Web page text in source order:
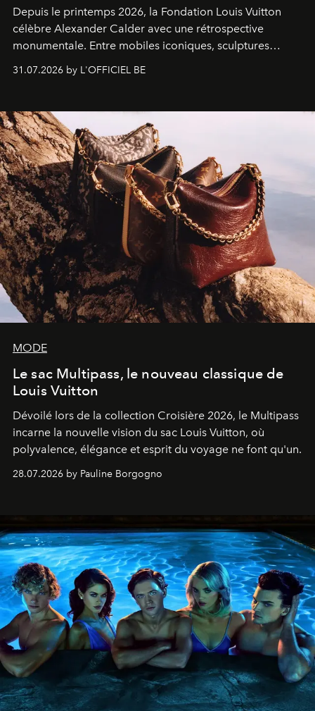
Depuis le printemps 2026, la Fondation Louis Vuitton
célèbre Alexander Calder avec une rétrospective
monumentale. Entre mobiles iconiques, sculptures
monumentales et poésie du mouvement, l'artiste
américain investit les espaces imaginés par Frank Gehry
sculpture.
31.07.2026 by L'OFFICIEL BE
MODE
Le sac Multipass, le nouveau classique de
Louis Vuitton
Dévoilé lors de la collection Croisière 2026, le Multipass
incarne la nouvelle vision du sac Louis Vuitton, où
polyvalence, élégance et esprit du voyage ne font qu'un.
28.07.2026 by Pauline Borgogno